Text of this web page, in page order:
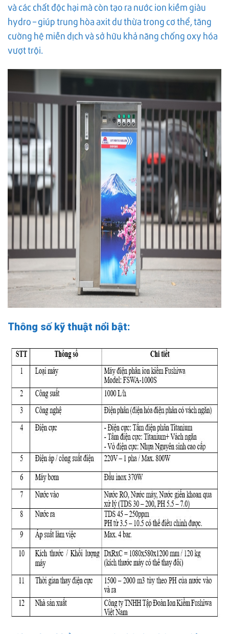
và các chất độc hại mà còn tạo ra nước ion kiềm giàu
hydro – giúp trung hòa axit dư thừa trong cơ thể, tăng
cường hệ miễn dịch và sở hữu khả năng chống oxy hóa
vượt trội.
Thông số kỹ thuật nổi bật: